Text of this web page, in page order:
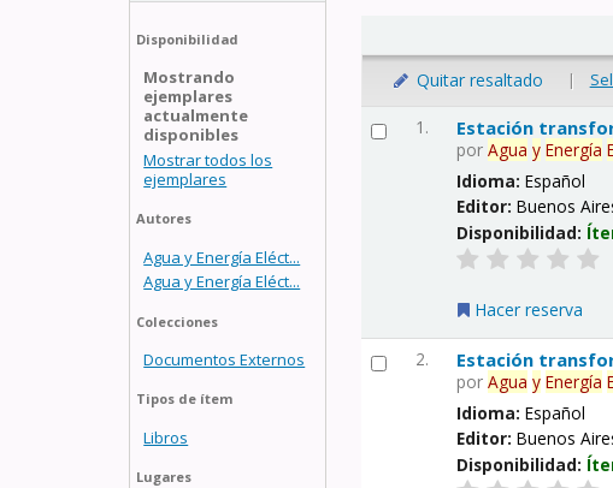
Disponibilidad
Mostrando
ejemplares
actualmente
disponibles
Mostrar todos los
ejemplares
Autores
Agua y Energía Eléct...
Agua y Energía Eléct...
Colecciones
Documentos Externos
Tipos de ítem
Libros
Lugares
Quitar resaltado |
1. Estación
porAgua y Energía
Idioma:Español
Editor:Buenos
Disponibilidad:
Hacer reserva
2. Estación
porAgua y Energía
Idioma:Español
Editor:Buenos
Disponibilidad: